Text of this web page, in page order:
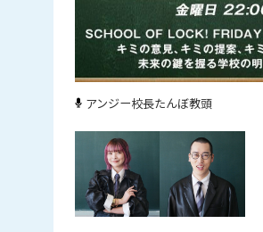
アンジー校長たんぼ教頭